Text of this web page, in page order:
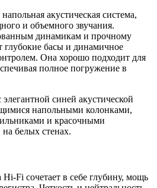
акустическая система,
и объемного звучания.
динамикам и прочному
глубокие басы и динамичное
Она хорошо подходит для
полное погружение в
Hi-Fi сочетает в себе глубину, мощь